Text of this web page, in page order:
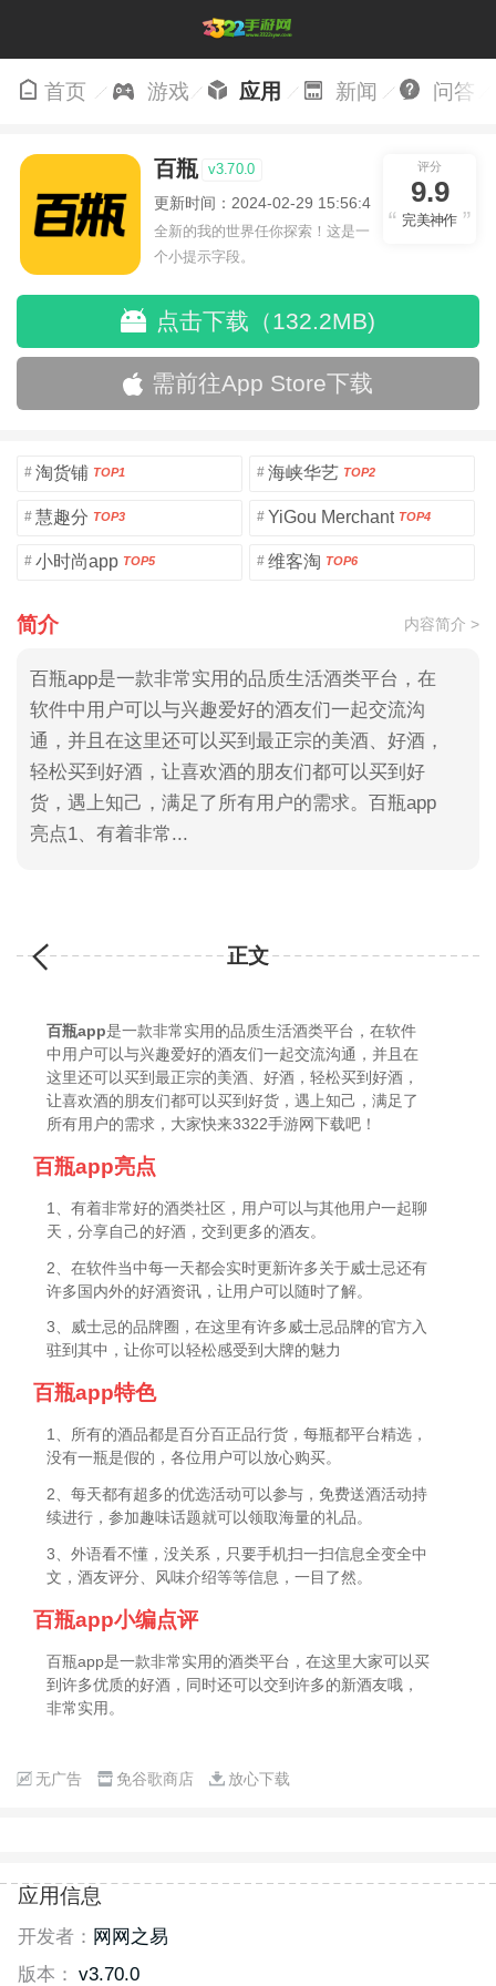
首页 游戏 应用 新闻 问答
百瓶 v3.70.0
更新时间：2024-02-29 15:56:48
全新的我的世界任你探索！这是一
个小提示字段。
评分
9.9
完美神作
点击下载（132.2MB)
需前往App Store下载
# 淘货铺 TOP1 # 海峡华艺 TOP2
# 慧趣分 TOP3 # YiGou Merchant TOP4
# 小时尚app TOP5 # 维客淘 TOP6
简介 内容简介 >
百瓶app是一款非常实用的品质生活酒类平台，在
软件中用户可以与兴趣爱好的酒友们一起交流沟
通，并且在这里还可以买到最正宗的美酒、好酒，
轻松买到好酒，让喜欢酒的朋友们都可以买到好
货，遇上知己，满足了所有用户的需求。百瓶app
亮点1、有着非常...
正文
百瓶app是一款非常实用的品质生活酒类平台，在软件
中用户可以与兴趣爱好的酒友们一起交流沟通，并且在
这里还可以买到最正宗的美酒、好酒，轻松买到好酒，
让喜欢酒的朋友们都可以买到好货，遇上知己，满足了
所有用户的需求，大家快来3322手游网下载吧！
百瓶app亮点
1、有着非常好的酒类社区，用户可以与其他用户一起聊
天，分享自己的好酒，交到更多的酒友。
2、在软件当中每一天都会实时更新许多关于威士忌还有
许多国内外的好酒资讯，让用户可以随时了解。
3、威士忌的品牌圈，在这里有许多威士忌品牌的官方入
驻到其中，让你可以轻松感受到大牌的魅力
百瓶app特色
1、所有的酒品都是百分百正品行货，每瓶都平台精选，
没有一瓶是假的，各位用户可以放心购买。
2、每天都有超多的优选活动可以参与，免费送酒活动持
续进行，参加趣味话题就可以领取海量的礼品。
3、外语看不懂，没关系，只要手机扫一扫信息全变全中
文，酒友评分、风味介绍等等信息，一目了然。
百瓶app小编点评
百瓶app是一款非常实用的酒类平台，在这里大家可以买
到许多优质的好酒，同时还可以交到许多的新酒友哦，
非常实用。
无广告 免谷歌商店 放心下载
应用信息
开发者： 网网之易
版本： v3.70.0